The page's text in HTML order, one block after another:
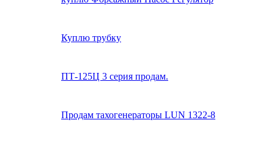
Куплю трубку
ПТ-125Ц 3 серия продам.
Продам тахогенераторы LUN 1322-8